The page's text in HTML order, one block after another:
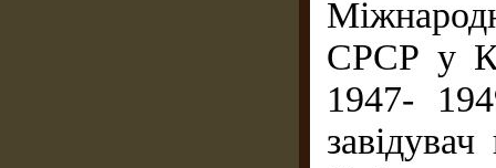
СРСР у
1947-